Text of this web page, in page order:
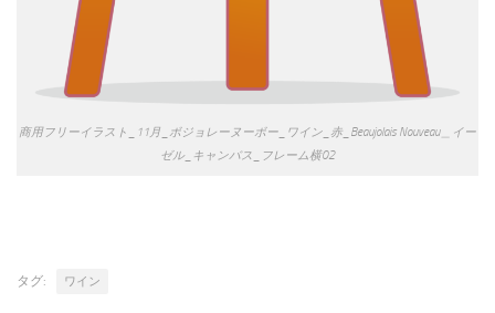
商用フリーイラスト_11月_ボジョレーヌーボー_ワイン_赤_Beaujolais Nouveau＿イー
ゼル_キャンバス_フレーム横02
タグ: ワイン